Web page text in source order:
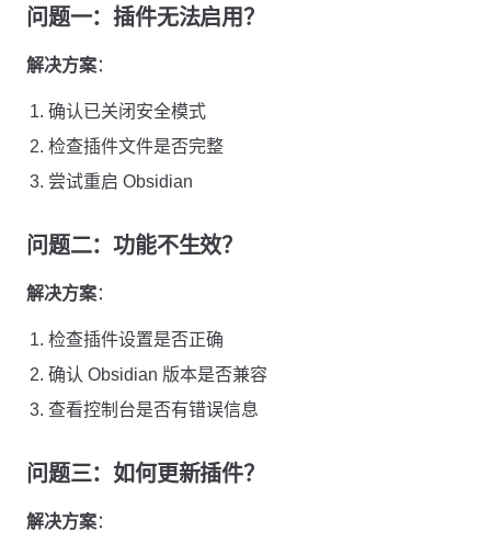
问题一：插件无法启用？
解决方案：
确认已关闭安全模式
检查插件文件是否完整
尝试重启 Obsidian
问题二：功能不生效？
解决方案：
检查插件设置是否正确
确认 Obsidian 版本是否兼容
查看控制台是否有错误信息
问题三：如何更新插件？
解决方案：